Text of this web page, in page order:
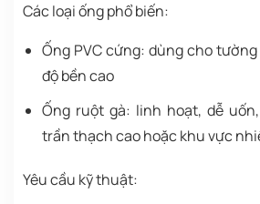
Các loại ống phổ biến:
Ống PVC cứng: dùng cho
độ bền cao
Ống ruột gà: linh hoạt, dễ
trần thạch cao hoặc khu vực
Yêu cầu kỹ thuật: